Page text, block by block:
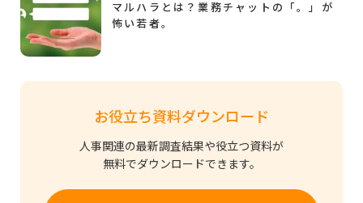
マルハラとは？業務チャットの「。」が
怖い若者。
お役立ち資料ダウンロード
人事関連の最新調査結果や役立つ資料が
無料でダウンロードできます。